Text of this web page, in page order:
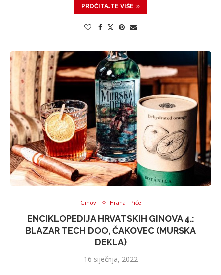
PROČITAJTE VIŠE
Ginovi Hrana i Piće
ENCIKLOPEDIJA HRVATSKIH GINOVA 4.:
BLAZAR TECH DOO, ČAKOVEC (MURSKA
DEKLA)
16 siječnja, 2022